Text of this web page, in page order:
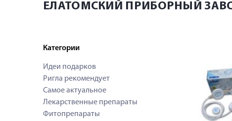
ЕЛАТОМСКИЙ ПРИБОРНЫЙ
Категории
Идеи подарков
Ригла рекомендует
Самое актуальное
Лекарственные препараты
Фитопрепараты